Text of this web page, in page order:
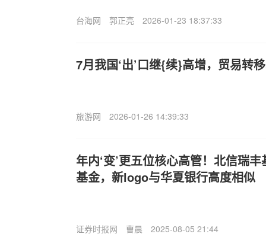
台海网 郭正亮 2026-01-23 18:37:33
7月我国‘出’口继{续}高增，贸易转
旅游网 2026-01-26 14:39:33
年内‘变’更五位核心高管！北信瑞
基金，新logo与华夏银行高度相似
证券时报网 曹晨 2025-08-05 21:44